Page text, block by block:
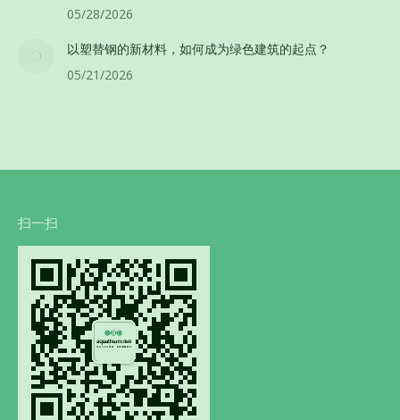
05/28/2026
以塑替钢的新材料，如何成为绿色建筑的起点？
05/21/2026
扫一扫